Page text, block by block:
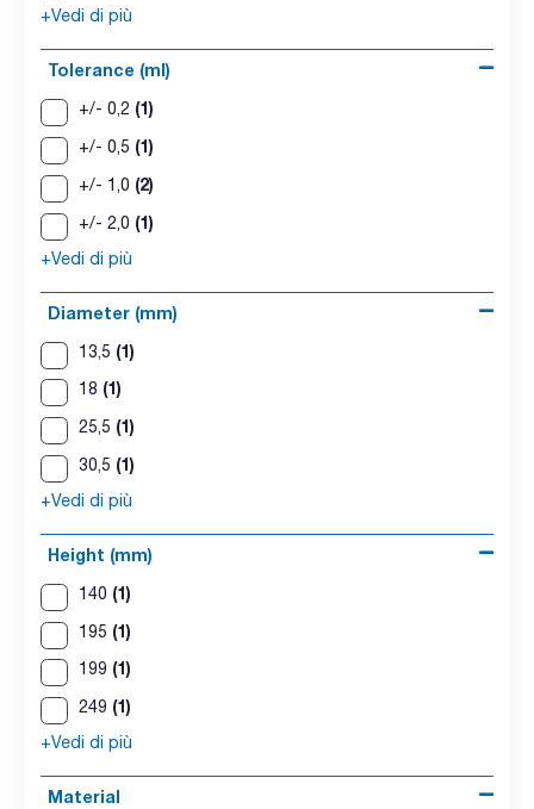
+Vedi di più
Tolerance (ml)
+/- 0,2 (1)
+/- 0,5 (1)
+/- 1,0 (2)
+/- 2,0 (1)
+Vedi di più
Diameter (mm)
13,5 (1)
18 (1)
25,5 (1)
30,5 (1)
+Vedi di più
Height (mm)
140 (1)
195 (1)
199 (1)
249 (1)
+Vedi di più
Material